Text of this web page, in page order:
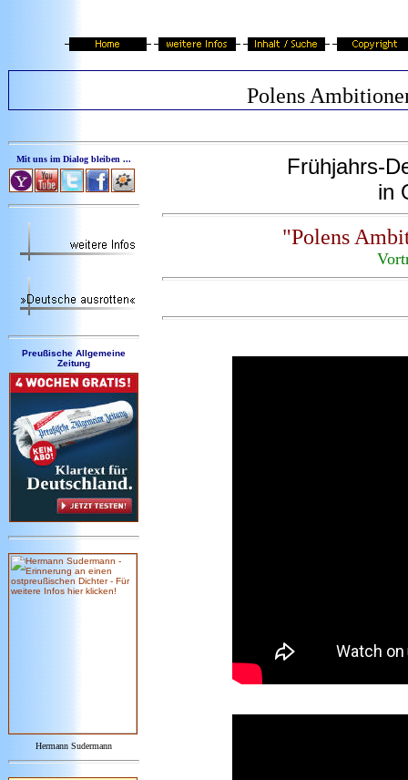
Polens
Mit uns im Dialog bleiben ...
Preußische Allgemeine
Zeitung
Hermann Sudermann
Frühjahrs-
in
"Polens